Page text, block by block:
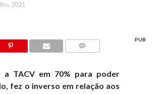
2021
a TACV em 70% para poder
fez o inverso em relação aos
PUB